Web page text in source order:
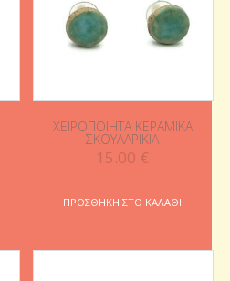
ΧΕΙΡΟΠΟΊΗΤΑ ΚΕΡΑΜΙΚΆ
ΣΚΟΥΛΑΡΊΚΙΑ
15.00 €
ΠΡΟΣΘΉΚΗ ΣΤΟ ΚΑΛΆΘΙ